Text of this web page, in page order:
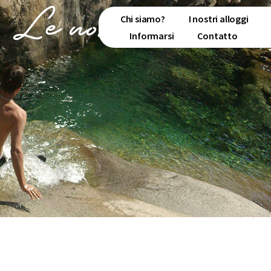
Chi siamo? I nostri alloggi
Informarsi
Contatto
Le nostre attività